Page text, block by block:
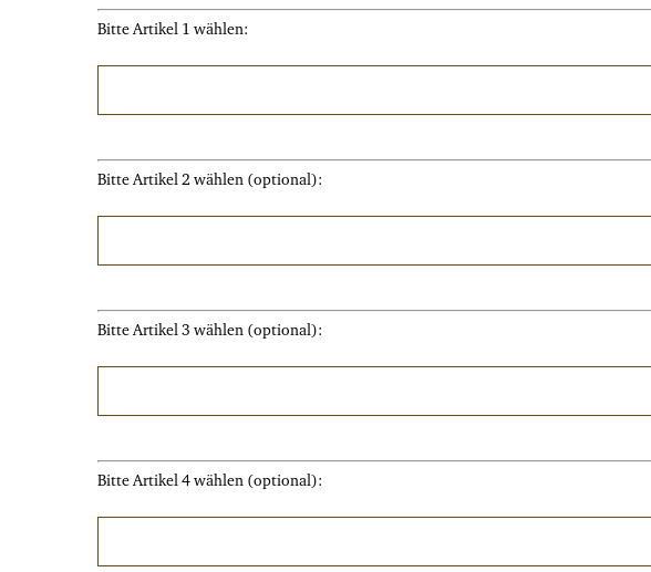
Bitte Artikel 1 wählen:
Bitte Artikel 2 wählen (optional):
Bitte Artikel 3 wählen (optional):
Bitte Artikel 4 wählen (optional):